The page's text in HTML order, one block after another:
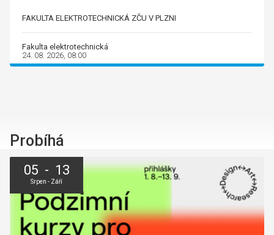
FAKULTA ELEKTROTECHNICKÁ ZČU V PLZNI
Fakulta elektrotechnická
24. 08. 2026, 08:00
Probíhá
05 - 13
Srpen - Září